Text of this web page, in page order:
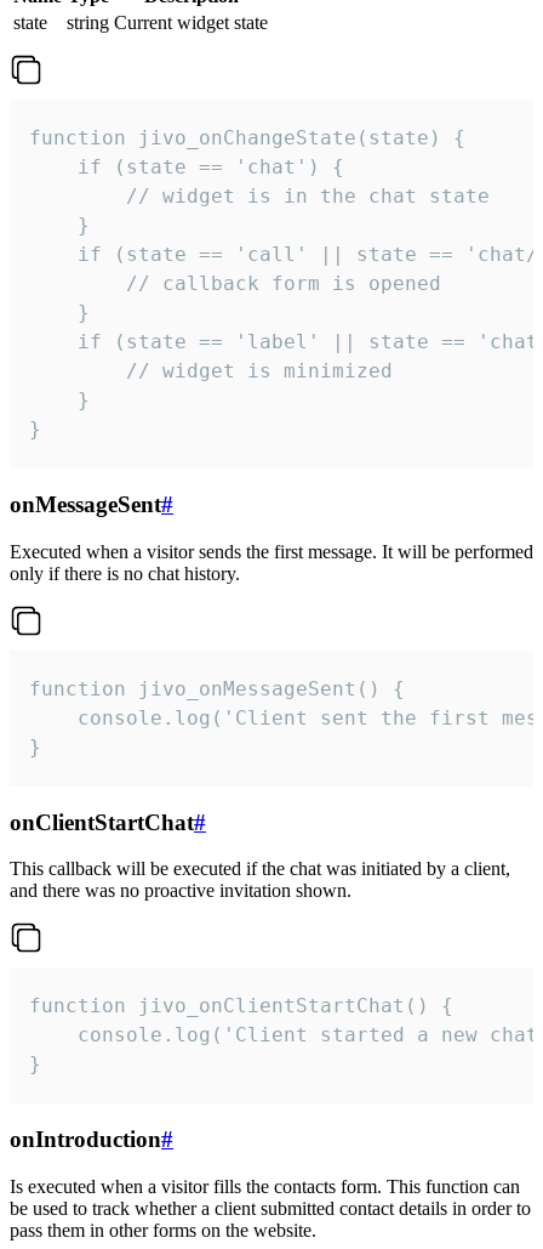
state
string Current widget state
function jivo_onChangeState(state) {
    if (state == 'chat') {
        // widget is in the chat state
    }
if (state == 'call' || state ==
        // callback form is opened
    }
if (state == 'label' || state ==
        // widget is minimized
    }
}
onMessageSent#
Executed when a visitor sends the first message. It will be performed
only if there is no chat history.
function jivo_onMessageSent() {
console.log('Client sent the first
}
onClientStartChat#
This callback will be executed if the chat was initiated by a client,
and there was no proactive invitation shown.
function jivo_onClientStartChat() {
console.log('Client started a new
}
onIntroduction#
Is executed when a visitor fills the contacts form. This function can
be used to track whether a client submitted contact details in order to
pass them in other forms on the website.